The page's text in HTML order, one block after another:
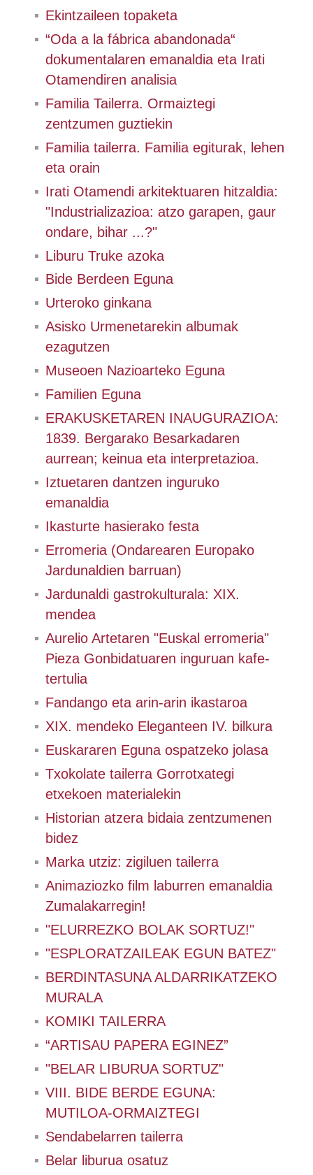
Ekintzaileen topaketa
“Oda a la fábrica abandonada“
dokumentalaren emanaldia eta Irati
Otamendiren analisia
Familia Tailerra. Ormaiztegi
zentzumen guztiekin
Familia tailerra. Familia egiturak, lehen
eta orain
Irati Otamendi arkitektuaren hitzaldia:
"Industrializazioa: atzo garapen, gaur
ondare, bihar ...?"
Liburu Truke azoka
Bide Berdeen Eguna
Urteroko ginkana
Asisko Urmenetarekin albumak
ezagutzen
Museoen Nazioarteko Eguna
Familien Eguna
ERAKUSKETAREN INAUGURAZIOA:
1839. Bergarako Besarkadaren
aurrean; keinua eta interpretazioa.
Iztuetaren dantzen inguruko
emanaldia
Ikasturte hasierako festa
Erromeria (Ondarearen Europako
Jardunaldien barruan)
Jardunaldi gastrokulturala: XIX.
mendea
Aurelio Artetaren "Euskal erromeria"
Pieza Gonbidatuaren inguruan kafe-
tertulia
Fandango eta arin-arin ikastaroa
XIX. mendeko Eleganteen IV. bilkura
Euskararen Eguna ospatzeko jolasa
Txokolate tailerra Gorrotxategi
etxekoen materialekin
Historian atzera bidaia zentzumenen
bidez
Marka utziz: zigiluen tailerra
Animaziozko film laburren emanaldia
Zumalakarregin!
"ELURREZKO BOLAK SORTUZ!"
"ESPLORATZAILEAK EGUN BATEZ"
BERDINTASUNA ALDARRIKATZEKO
MURALA
KOMIKI TAILERRA
“ARTISAU PAPERA EGINEZ”
"BELAR LIBURUA SORTUZ"
VIII. BIDE BERDE EGUNA:
MUTILOA-ORMAIZTEGI
Sendabelarren tailerra
Belar liburua osatuz